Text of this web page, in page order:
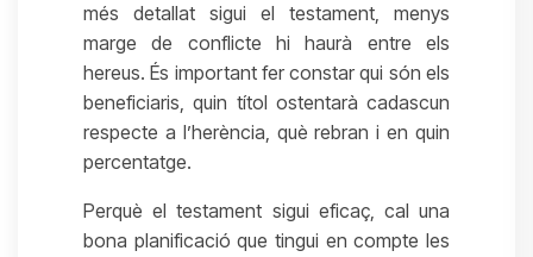
més detallat sigui el testament, menys
marge de conflicte hi haurà entre els
hereus. És important fer constar qui són els
beneficiaris, quin títol ostentarà cadascun
respecte a l’herència, què rebran i en quin
percentatge.
Perquè el testament sigui eficaç, cal una
bona planificació que tingui en compte les